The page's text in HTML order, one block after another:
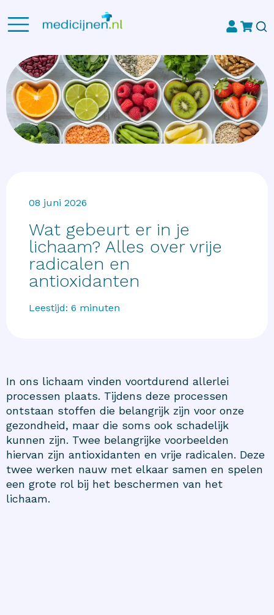
08 juni 2026
Wat gebeurt er in je
lichaam? Alles over vrije
radicalen en
antioxidanten
Leestijd:6 minuten
In ons lichaam vinden voortdurend allerlei
processen plaats. Tijdens deze processen
ontstaan stoffen die belangrijk zijn voor onze
gezondheid, maar die soms ook schadelijk
kunnen zijn. Twee belangrijke voorbeelden
hiervan zijn antioxidanten en vrije radicalen. Deze
twee werken nauw met elkaar samen en spelen
een grote rol bij het beschermen van het
lichaam.